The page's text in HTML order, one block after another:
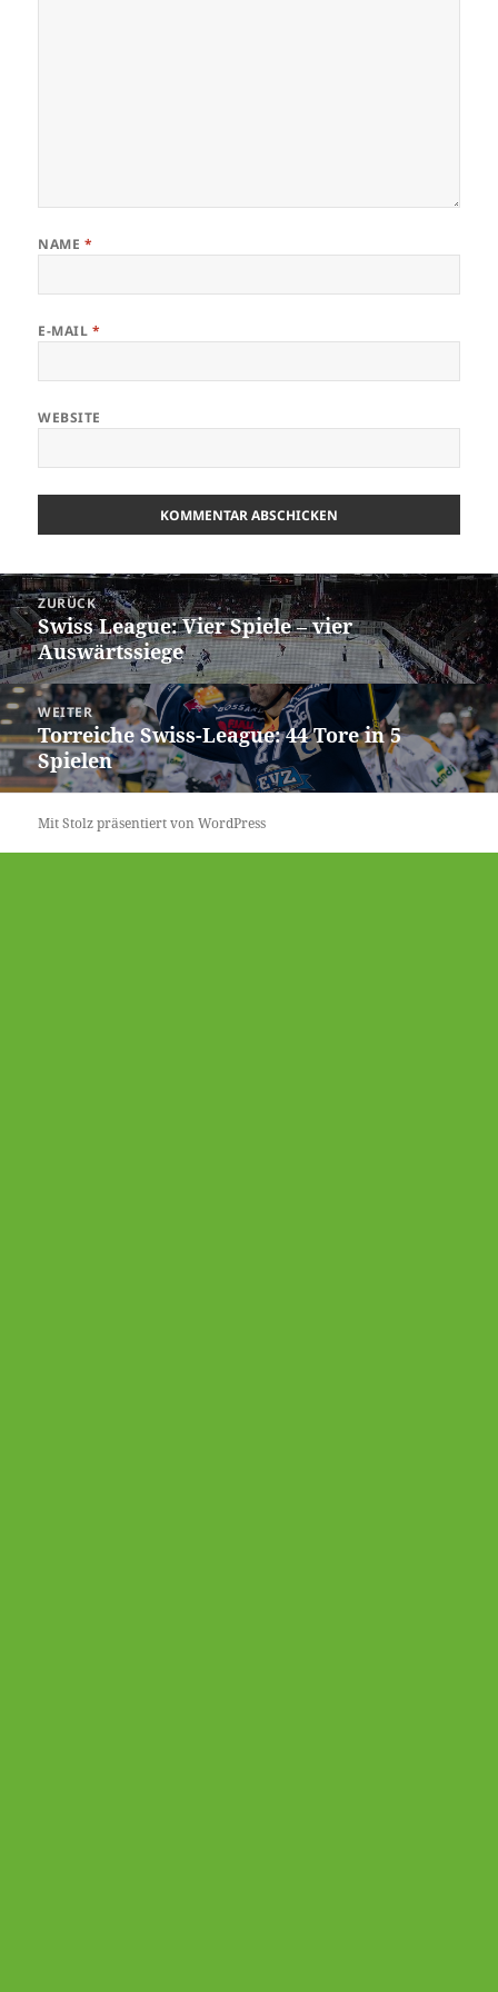
NAME *
E-MAIL *
WEBSITE
Beitrags-
Navigation
ZURÜCK
Vorheriger
Beitrag:
Swiss League: Vier Spiele – vier
Auswärtssiege
WEITER
Nächster
Beitrag:
Torreiche Swiss-League: 44 Tore in 5
Spielen
Mit Stolz präsentiert von WordPress